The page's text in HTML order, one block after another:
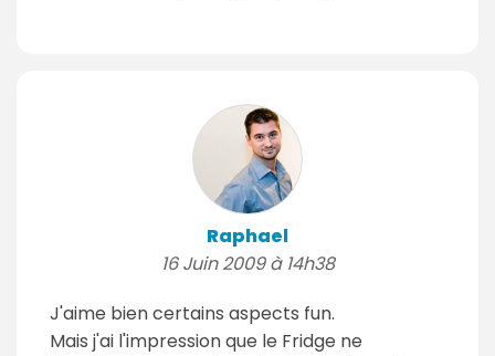
Raphael
16 Juin 2009 à 14h38
J'aime bien certains aspects fun.
Mais j'ai l'impression que le Fridge ne